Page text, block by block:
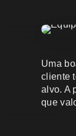
Uma
cliente
alvo. A
que